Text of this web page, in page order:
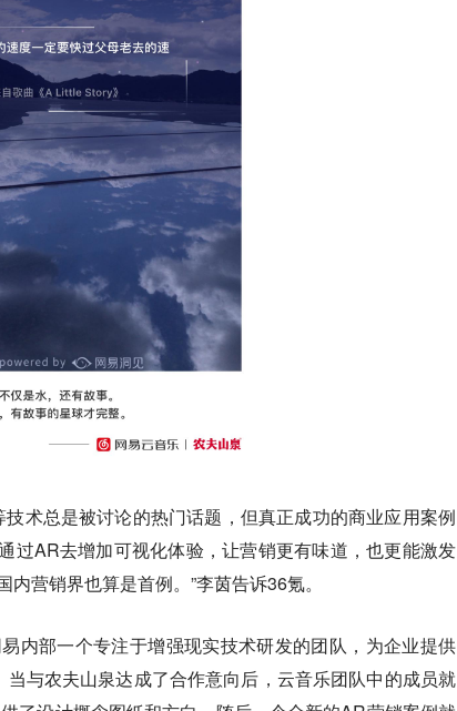
术总是被讨论的热门话题，但真正成功的商业应用案例
过AR去增加可视化体验，让营销更有味道，也更能激发
营销界也算是首例。”李茵告诉36氪。
内部一个专注于增强现实技术研发的团队，为企业提供
与农夫山泉达成了合作意向后，云音乐团队中的成员就